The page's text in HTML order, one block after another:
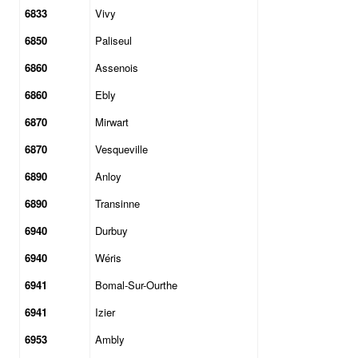
6833
Vivy
6850
Paliseul
6860
Assenois
6860
Ebly
6870
Mirwart
6870
Vesqueville
6890
Anloy
6890
Transinne
6940
Durbuy
6940
Wéris
6941
Bomal-Sur-Ourthe
6941
Izier
6953
Ambly